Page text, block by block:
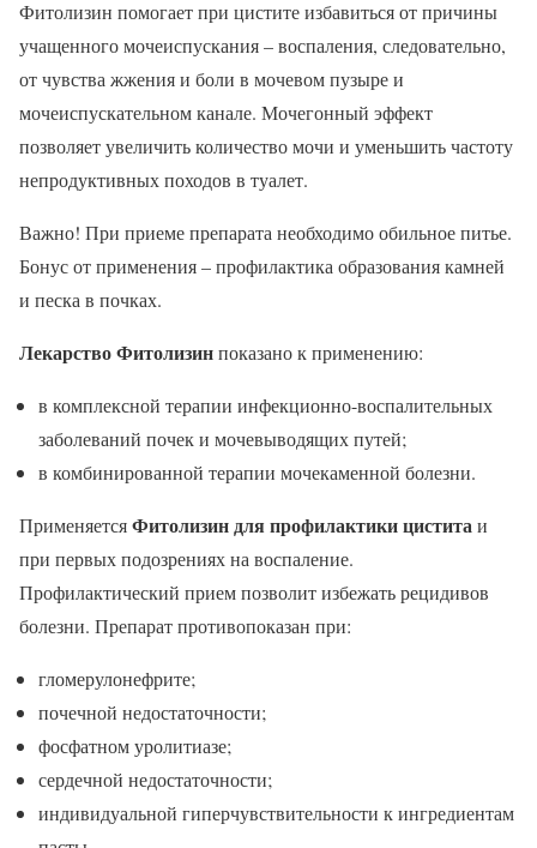
Фитолизин помогает при цистите избавиться от причины
учащенного мочеиспускания – воспаления, следовательно,
от чувства жжения и боли в мочевом пузыре и
мочеиспускательном канале. Мочегонный эффект
позволяет увеличить количество мочи и уменьшить частоту
непродуктивных походов в туалет.
Важно! При приеме препарата необходимо обильное питье.
Бонус от применения – профилактика образования камней
и песка в почках.
Лекарство Фитолизинпоказано к применению:
в комплексной терапии инфекционно-воспалительных
заболеваний почек и мочевыводящих путей;
в комбинированной терапии мочекаменной болезни.
ПрименяетсяФитолизин для профилактики цистита и
при первых подозрениях на воспаление.
Профилактический прием позволит избежать рецидивов
болезни. Препарат противопоказан при:
гломерулонефрите;
почечной недостаточности;
фосфатном уролитиазе;
сердечной недостаточности;
индивидуальной гиперчувствительности к ингредиентам